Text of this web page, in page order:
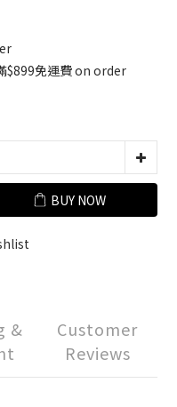
$899免運費 on order
BUY NOW
&
Customer
Reviews